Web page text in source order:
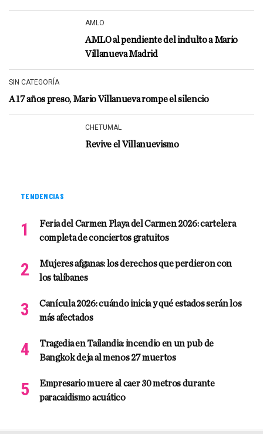
AMLO
AMLO al pendiente del indulto a Mario
Villanueva Madrid
SIN CATEGORÍA
A 17 años preso, Mario Villanueva rompe el silencio
CHETUMAL
Revive el Villanuevismo
TENDENCIAS
Feria del Carmen Playa del Carmen 2026: cartelera
completa de conciertos gratuitos
Mujeres afganas: los derechos que perdieron con
los talibanes
Canícula 2026: cuándo inicia y qué estados serán los
más afectados
Tragedia en Tailandia: incendio en un pub de
Bangkok deja al menos 27 muertos
Empresario muere al caer 30 metros durante
paracaidismo acuático